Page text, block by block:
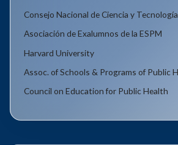
Consejo Nacional de Ciencia y Tecnología
Asociación de Exalumnos de la ESPM
Harvard University
Assoc. of Schools & Programs of Public
Council on Education for Public Health